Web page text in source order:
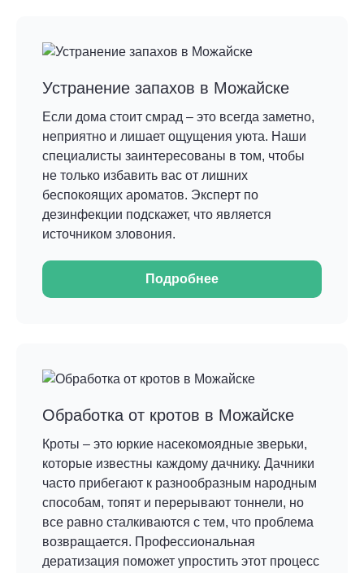
Устранение запахов в Можайске
Если дома стоит смрад – это всегда заметно,
неприятно и лишает ощущения уюта. Наши
специалисты заинтересованы в том, чтобы
не только избавить вас от лишних
беспокоящих ароматов. Эксперт по
дезинфекции подскажет, что является
источником зловония.
Подробнее
Обработка от кротов в Можайске
Кроты – это юркие насекомоядные зверьки,
которые известны каждому дачнику. Дачники
часто прибегают к разнообразным народным
способам, топят и перерывают тоннели, но
все равно сталкиваются с тем, что проблема
возвращается. Профессиональная
дератизация поможет упростить этот процесс